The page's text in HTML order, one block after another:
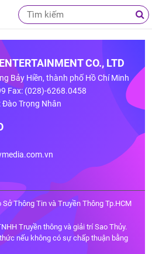
CO., LTD
Bảy Hiền, thành phố Hồ Chí Minh
Fax: (028)-6268.0458
Trọng Nhân
Thông Tin và Truyền Thông Tp.HCM
Truyền thông và giải trí Sao Thủy.
nếu không có sự chấp thuận bằng